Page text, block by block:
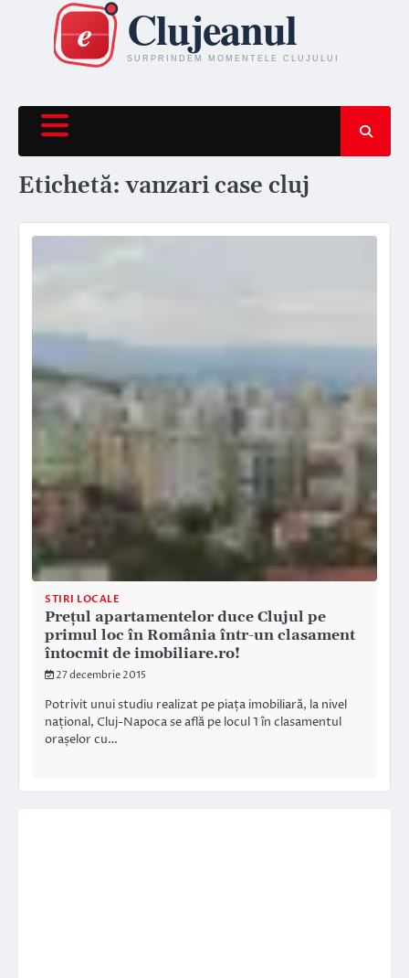
content
Etichetă:vanzari case cluj
STIRI LOCALE
Prețul apartamentelor duce Clujul pe
primul loc în România într-un clasament
întocmit de imobiliare.ro!
27 decembrie 2015
Potrivit unui studiu realizat pe piața imobiliară, la nivel
național, Cluj-Napoca se află pe locul 1 în clasamentul
orașelor cu…